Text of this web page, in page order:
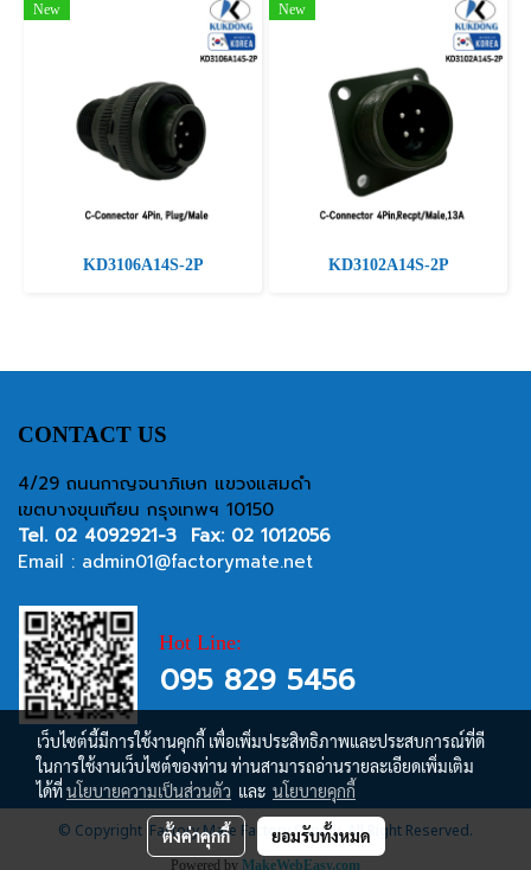
New
KD3106A14S-2P
New
KD3102A14S-2P
CONTACT US
4/29 ถนนกาญจนาภิเษก แขวงแสมดำ
เขตบางขุนเทียน กรุงเทพฯ 10150
Tel. 02 4092921-3 Fax: 02 1012056
Email : admin01@factorymate.net
Hot Line:
095 829 5456
© Copyright Factory Mate Factory Supply, All Right Reserved.
Powered by MakeWebEasy.com
เว็บไซต์นี้มีการใช้งานคุกกี้ เพื่อเพิ่มประสิทธิภาพและประสบการณ์ที่ดี
ในการใช้งานเว็บไซต์ของท่าน ท่านสามารถอ่านรายละเอียดเพิ่มเติม
ได้ที่นโยบายความเป็นส่วนตัว และ นโยบายคุกกี้
ตั้งค่าคุกกี้ ยอมรับทั้งหมด